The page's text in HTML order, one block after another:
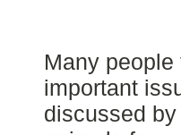
Many
important
discussed